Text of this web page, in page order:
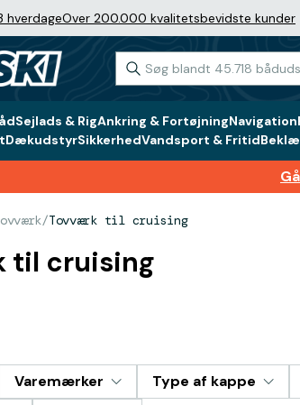
hverdageOver 200.000 kvalitetsbevidste kunder
Sejlads & RigAnkring & FortøjningNavigation
DækudstyrSikkerhedVandsport & Fritid
/Tovværk til cruising
til cruising
Varemærker Type af kappe